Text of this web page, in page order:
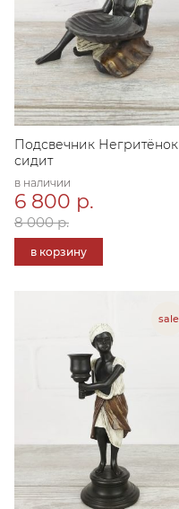
Подсвечник Негритёнок
сидит
в наличии
6 800 р.
8 000 р.
в корзину